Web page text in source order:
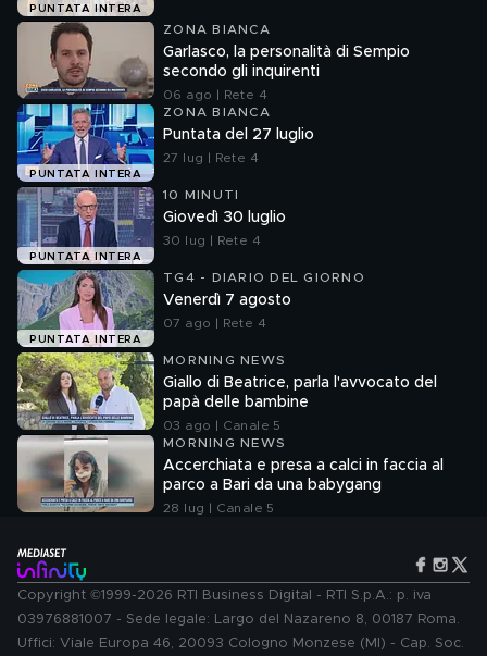
PUNTATA INTERA
ZONA BIANCA
Garlasco, la personalità di Sempio
secondo gli inquirenti
06 ago | Rete 4
PUNTATA INTERA
ZONA BIANCA
Puntata del 27 luglio
27 lug | Rete 4
PUNTATA INTERA
10 MINUTI
Giovedì 30 luglio
30 lug | Rete 4
PUNTATA INTERA
TG4 - DIARIO DEL GIORNO
Venerdì 7 agosto
07 ago | Rete 4
MORNING NEWS
Giallo di Beatrice, parla l'avvocato del
papà delle bambine
03 ago | Canale 5
MORNING NEWS
Accerchiata e presa a calci in faccia al
parco a Bari da una babygang
28 lug | Canale 5
Copyright ©1999-2026 RTI Business Digital - RTI S.p.A.: p. iva
03976881007 - Sede legale: Largo del Nazareno 8, 00187 Roma.
Uffici: Viale Europa 46, 20093 Cologno Monzese (MI) - Cap. Soc.